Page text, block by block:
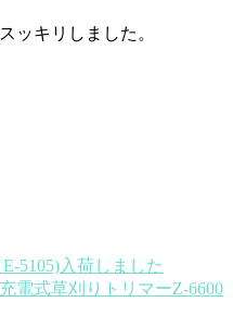
ッキリしました。
5105)入荷しました
電式草刈りトリマーZ-6600